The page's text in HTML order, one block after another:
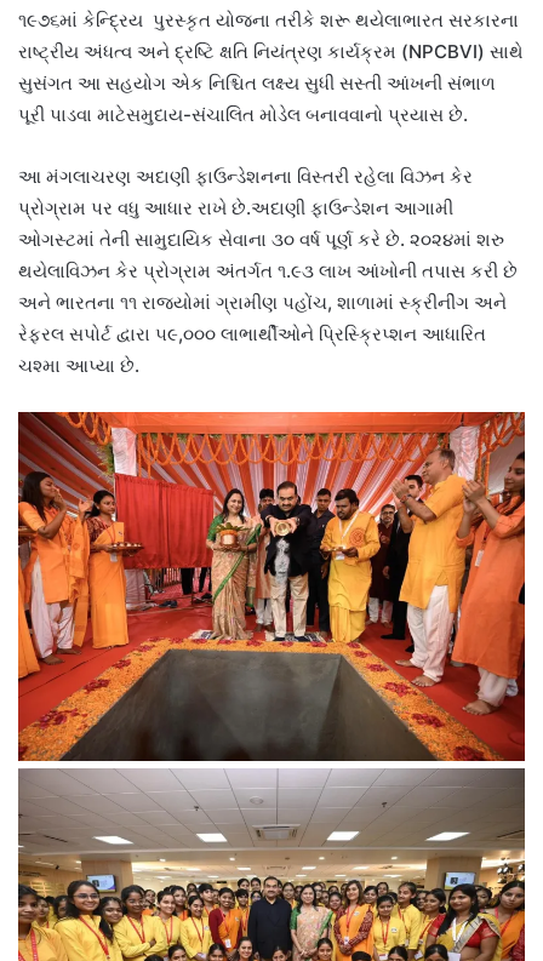
૧૯૭૬માં કેન્દ્રિય પુરસ્કૃત યોજના તરીકે શરૂ થયેલાભારત સરકારના
રાષ્ટ્રીય અંધત્વ અને દ્રષ્ટિ ક્ષતિ નિયંત્રણ કાર્યક્રમ (NPCBVI) સાથે
સુસંગત આ સહયોગ એક નિશ્ચિત લક્ષ્ય સુધી સસ્તી આંખની સંભાળ
પૂરી પાડવા માટેસમુદાય-સંચાલિત મોડેલ બનાવવાનો પ્રયાસ છે.
આ મંગલાચરણ અદાણી ફાઉન્ડેશનના વિસ્તરી રહેલા વિઝન કેર
પ્રોગ્રામ પર વધુ આધાર રાખે છે.અદાણી ફાઉન્ડેશન આગામી
ઓગસ્ટમાં તેની સામુદાયિક સેવાના ૩૦ વર્ષ પૂર્ણ કરે છે. ૨૦૨૪માં શરુ
થયેલાવિઝન કેર પ્રોગ્રામ અંતર્ગત ૧.૯૩ લાખ આંખોની તપાસ કરી છે
અને ભારતના ૧૧ રાજ્યોમાં ગ્રામીણ પહોંચ, શાળામાં સ્ક્રીનીંગ અને
રેફરલ સપોર્ટ દ્વારા ૫૯,૦૦૦ લાભાર્થીઓને પ્રિસ્ક્રિપ્શન આધારિત
ચશ્મા આપ્યા છે.